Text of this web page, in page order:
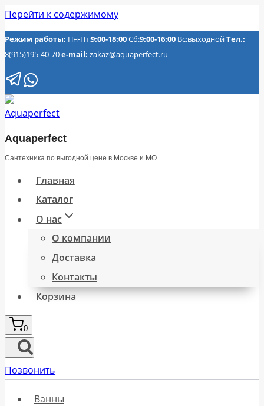
Перейти к содержимому
Режим работы: Пн-Пт:9:00-18:00Сб:9:00-16:00 Вс:выходнойТел.:
8(915)195-40-70e-mail: zakaz@aquaperfect.ru
Aquaperfect
Сантехника по выгодной цене в Москве и МО
Главная
Каталог
О нас
О компании
Доставка
Контакты
Корзина
0
Позвонить
Ванны